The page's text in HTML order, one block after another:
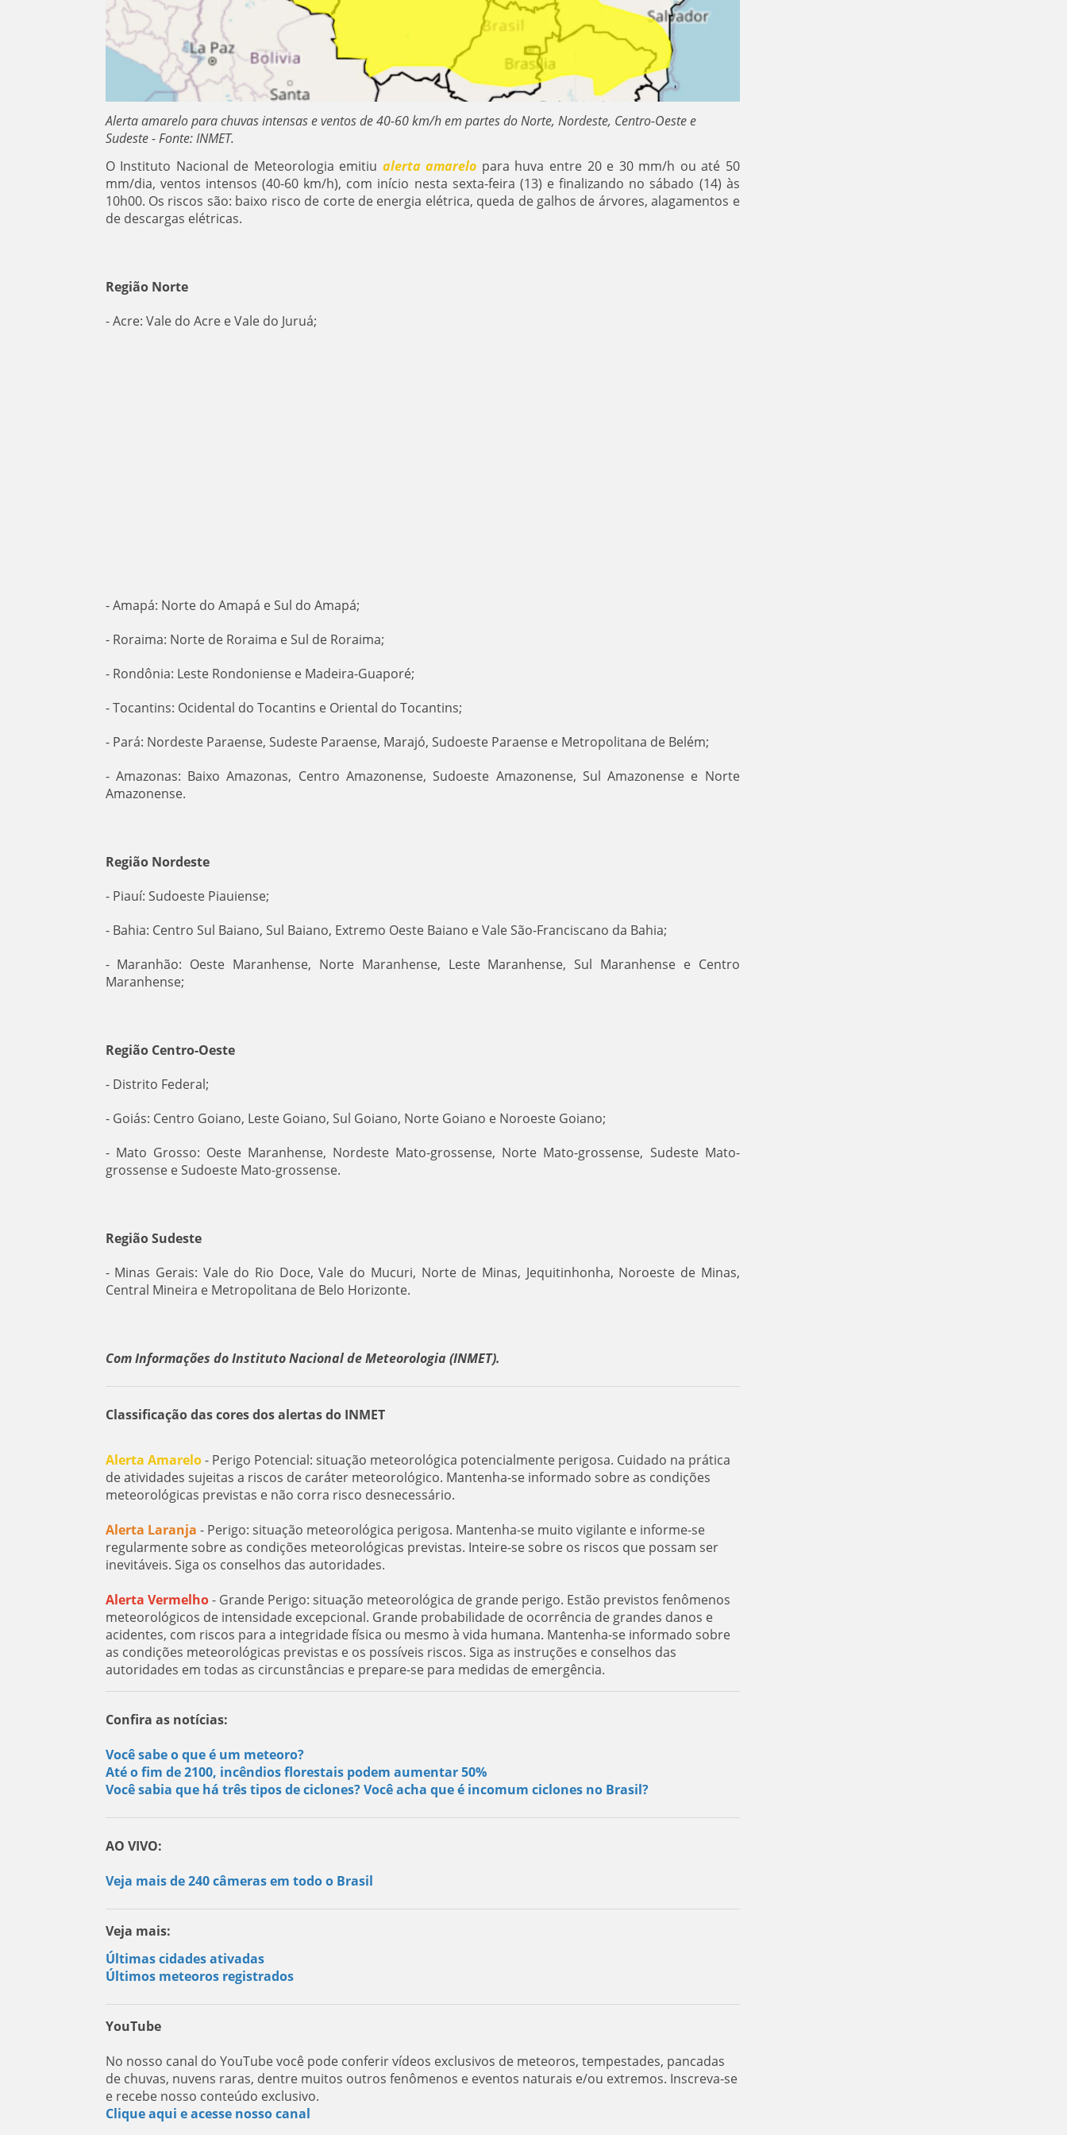
Alerta amarelo para chuvas intensas e ventos de 40-60 km/h em partes do Norte, Nordeste, Centro-Oeste e
Sudeste - Fonte: INMET.
O Instituto Nacional de Meteorologia emitiu alerta amarelo para huva entre 20 e 30 mm/h ou até 50
mm/dia, ventos intensos (40-60 km/h), com início nesta sexta-feira (13) e finalizando no sábado (14) às
10h00. Os riscos são: baixo risco de corte de energia elétrica, queda de galhos de árvores, alagamentos e
de descargas elétricas.
Região Norte
- Acre: Vale do Acre e Vale do Juruá;
- Amapá: Norte do Amapá e Sul do Amapá;
- Roraima: Norte de Roraima e Sul de Roraima;
- Rondônia: Leste Rondoniense e Madeira-Guaporé;
- Tocantins: Ocidental do Tocantins e Oriental do Tocantins;
- Pará: Nordeste Paraense, Sudeste Paraense, Marajó, Sudoeste Paraense e Metropolitana de Belém;
- Amazonas: Baixo Amazonas, Centro Amazonense, Sudoeste Amazonense, Sul Amazonense e Norte
Amazonense.
Região Nordeste
- Piauí: Sudoeste Piauiense;
- Bahia: Centro Sul Baiano, Sul Baiano, Extremo Oeste Baiano e Vale São-Franciscano da Bahia;
- Maranhão: Oeste Maranhense, Norte Maranhense, Leste Maranhense, Sul Maranhense e Centro
Maranhense;
Região Centro-Oeste
- Distrito Federal;
- Goiás: Centro Goiano, Leste Goiano, Sul Goiano, Norte Goiano e Noroeste Goiano;
- Mato Grosso: Oeste Maranhense, Nordeste Mato-grossense, Norte Mato-grossense, Sudeste Mato-
grossense e Sudoeste Mato-grossense.
Região Sudeste
- Minas Gerais: Vale do Rio Doce, Vale do Mucuri, Norte de Minas, Jequitinhonha, Noroeste de Minas,
Central Mineira e Metropolitana de Belo Horizonte.
Com Informações do Instituto Nacional de Meteorologia (INMET).
Classificação das cores dos alertas do INMET
Alerta Amarelo- Perigo Potencial: situação meteorológica potencialmente perigosa. Cuidado na prática
de atividades sujeitas a riscos de caráter meteorológico. Mantenha-se informado sobre as condições
meteorológicas previstas e não corra risco desnecessário.
Alerta Laranja - Perigo: situação meteorológica perigosa. Mantenha-se muito vigilante e informe-se
regularmente sobre as condições meteorológicas previstas. Inteire-se sobre os riscos que possam ser
inevitáveis. Siga os conselhos das autoridades.
Alerta Vermelho- Grande Perigo: situação meteorológica de grande perigo. Estão previstos fenômenos
meteorológicos de intensidade excepcional. Grande probabilidade de ocorrência de grandes danos e
acidentes, com riscos para a integridade física ou mesmo à vida humana. Mantenha-se informado sobre
as condições meteorológicas previstas e os possíveis riscos. Siga as instruções e conselhos das
autoridades em todas as circunstâncias e prepare-se para medidas de emergência.
Confira as notícias:
Você sabe o que é um meteoro?
Até o fim de 2100, incêndios florestais podem aumentar 50%
Você sabia que há três tipos de ciclones? Você acha que é incomum ciclones no Brasil?
AO VIVO:
Veja mais de 240 câmeras em todo o Brasil
Veja mais:
Últimas cidades ativadas
Últimos meteoros registrados
YouTube
No nosso canal do YouTube você pode conferir vídeos exclusivos de meteoros, tempestades, pancadas
de chuvas, nuvens raras, dentre muitos outros fenômenos e eventos naturais e/ou extremos. Inscreva-se
e recebe nosso conteúdo exclusivo.
Clique aqui e acesse nosso canal